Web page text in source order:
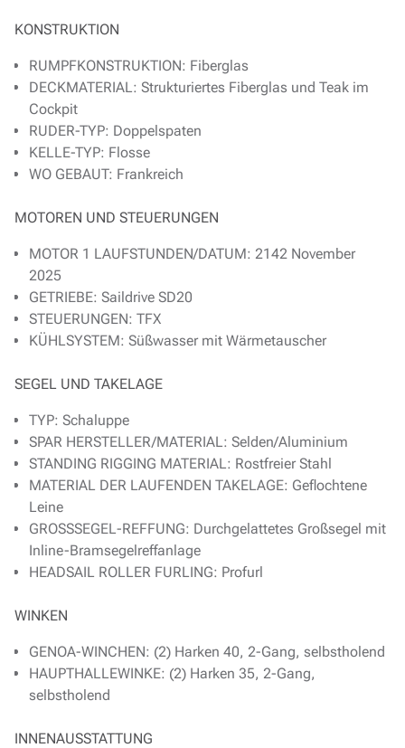
KONSTRUKTION
RUMPFKONSTRUKTION: Fiberglas
DECKMATERIAL: Strukturiertes Fiberglas und Teak im
Cockpit
RUDER-TYP: Doppelspaten
KELLE-TYP: Flosse
WO GEBAUT: Frankreich
MOTOREN UND STEUERUNGEN
MOTOR 1 LAUFSTUNDEN/DATUM: 2142 November
2025
GETRIEBE: Saildrive SD20
STEUERUNGEN: TFX
KÜHLSYSTEM: Süßwasser mit Wärmetauscher
SEGEL UND TAKELAGE
TYP: Schaluppe
SPAR HERSTELLER/MATERIAL: Selden/Aluminium
STANDING RIGGING MATERIAL: Rostfreier Stahl
MATERIAL DER LAUFENDEN TAKELAGE: Geflochtene
Leine
GROSSSEGEL-REFFUNG: Durchgelattetes Großsegel mit
Inline-Bramsegelreffanlage
HEADSAIL ROLLER FURLING: Profurl
WINKEN
GENOA-WINCHEN: (2) Harken 40, 2-Gang, selbstholend
HAUPTHALLEWINKE: (2) Harken 35, 2-Gang,
selbstholend
INNENAUSSTATTUNG